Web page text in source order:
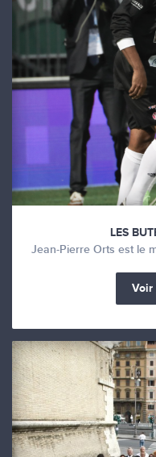
LES
Jean-Pierre Orts est le
Voir